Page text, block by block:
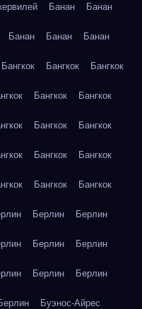
Банан Банан
Банан Банан Банан
Бангкок Бангкок Бангкок
Бангкок Бангкок
Бангкок Бангкок
Бангкок Бангкок
Бангкок Бангкок
Берлин Берлин
Берлин Берлин
Берлин Берлин
Буэнос-Айрес